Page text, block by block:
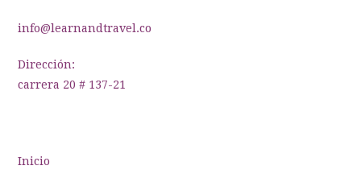
info@learnandtravel.co
Dirección:
carrera 20 # 137-21
Inicio